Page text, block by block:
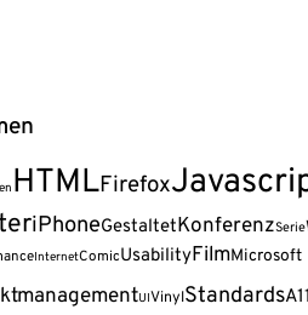
HTMLFirefox
iPhoneGestaltetKonferenzSerie
InternetComicUsabilityFilmMicrosoft
UIVinylStandards